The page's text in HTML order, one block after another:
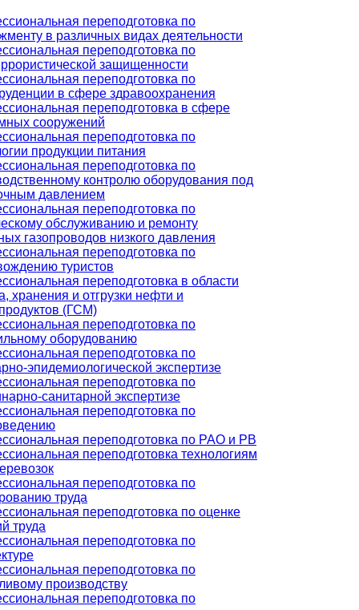
переподготовка по
в различных видах деятельности
переподготовка по
защищенности
переподготовка по
в сфере здравоохранения
переподготовка в сфере
сооружений
переподготовка по
продукции питания
переподготовка по
контролю оборудования под
давлением
переподготовка по
обслуживанию и ремонту
газопроводов низкого давления
переподготовка по
туристов
переподготовка в области
хранения и отгрузки нефти и
(ГСМ)
переподготовка по
оборудованию
переподготовка по
эпидемиологической экспертизе
переподготовка по
санитарной экспертизе
переподготовка по
переподготовка по РАО и РВ
переподготовка технологиям
переподготовка по
труда
переподготовка по оценке
труда
переподготовка по
переподготовка по
производству
переподготовка по